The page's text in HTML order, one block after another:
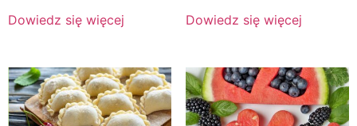
Dowiedz się więcej Dowiedz się więcej